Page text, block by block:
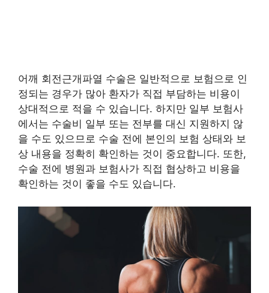
어깨 회전근개파열 수술은 일반적으로 보험으로 인
정되는 경우가 많아 환자가 직접 부담하는 비용이
상대적으로 적을 수 있습니다. 하지만 일부 보험사
에서는 수술비 일부 또는 전부를 대신 지원하지 않
을 수도 있으므로 수술 전에 본인의 보험 상태와 보
상 내용을 정확히 확인하는 것이 중요합니다. 또한,
수술 전에 병원과 보험사가 직접 협상하고 비용을
확인하는 것이 좋을 수도 있습니다.